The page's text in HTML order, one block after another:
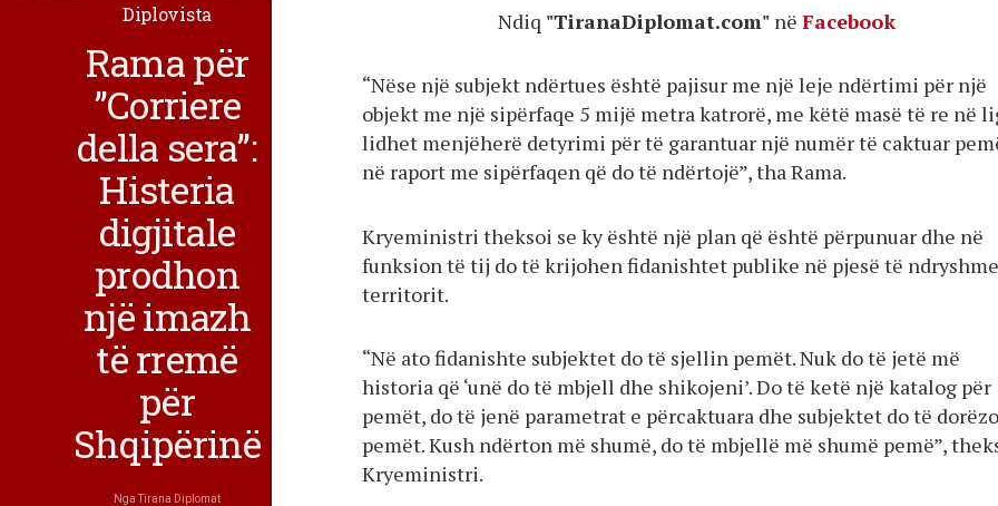
Ndiq "TiranaDiplomat.com" në Facebook
“Nëse një subjekt ndërtues është pajisur me një leje ndërtimi për një
objekt me një sipërfaqe 5 mijë metra katrorë, me këtë masë të re në
lidhet menjëherë detyrimi për të garantuar një numër të caktuar
në raport me sipërfaqen që do të ndërtojë”, tha Rama.
Kryeministri theksoi se ky është një plan që është përpunuar dhe në
funksion të tij do të krijohen fidanishtet publike në pjesë të
territorit.
“Në ato fidanishte subjektet do të sjellin pemët. Nuk do të jetë më
historia që ‘unë do të mbjell dhe shikojeni’. Do të ketë një katalog për
pemët, do të jenë parametrat e përcaktuara dhe subjektet do të
pemët. Kush ndërton më shumë, do të mbjellë më shumë pemë”,
Kryeministri.
Diplovista
Rama për
”Corriere
della sera”:
Histeria
digjitale
prodhon
një imazh
të rremë
për
Shqipërinë
NgaTirana Diplomat